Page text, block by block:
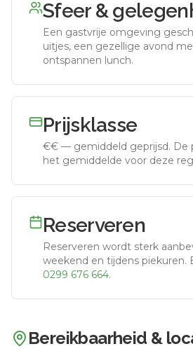
Sfeer &
Een gastvrije omgeving
uitjes, een gezellige avond
ontspannen lunch.
Prijsklasse
€€ — gemiddeld geprijsd. De
het gemiddelde voor deze
Reserveren
Reserveren wordt sterk
weekend en tijdens piekuren.
0299 676 664.
Bereikbaarheid &